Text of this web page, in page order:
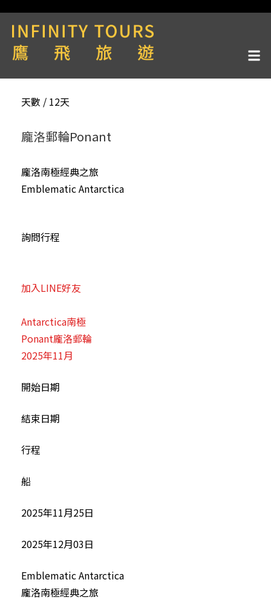
天數 / 12天
龐洛郵輪Ponant
龐洛南極經典之旅
Emblematic Antarctica
詢問行程
加入LINE好友
Antarctica南極
Ponant龐洛郵輪
2025年11月
開始日期
結束日期
行程
船
2025年11月25日
2025年12月03日
Emblematic Antarctica
龐洛南極經典之旅